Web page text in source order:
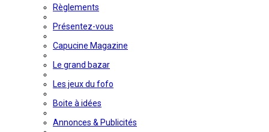
Règlements
Présentez-vous
Capucine Magazine
Le grand bazar
Les jeux du fofo
Boite à idées
Annonces & Publicités